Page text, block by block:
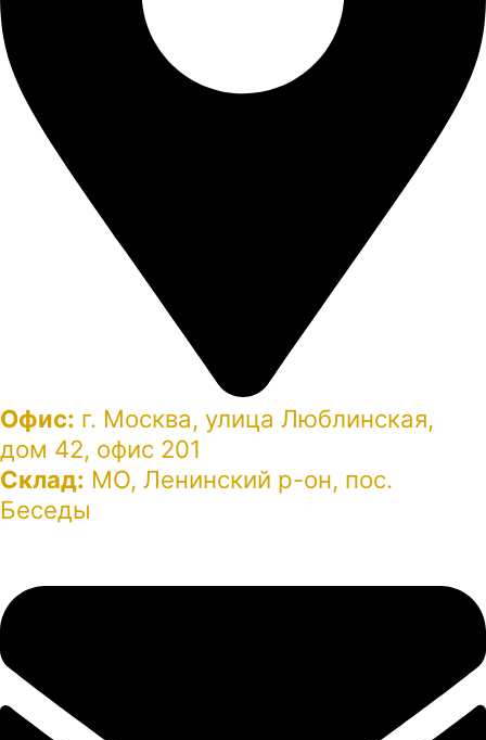
Офис: г. Москва, улица Люблинская,
дом 42, офис 201
Склад: МО, Ленинский р-он, пос.
Беседы